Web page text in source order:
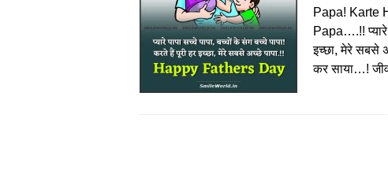
Papa! Karte
Papa….!! प्यारे
इच्छा, मेरे सबसे
कर साया…!